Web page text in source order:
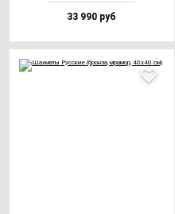
33 990 руб